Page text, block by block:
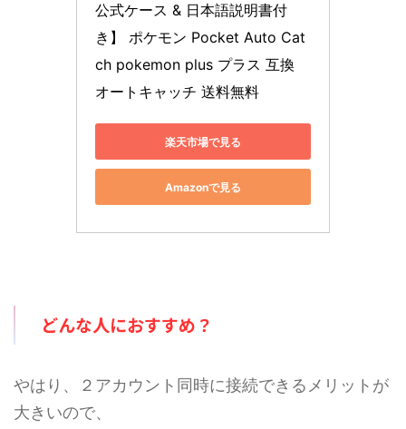
公式ケース & 日本語説明書付
き】 ポケモン Pocket Auto Cat
ch pokemon plus プラス 互換
オートキャッチ 送料無料
楽天市場で見る
Amazonで見る
どんな人におすすめ？
やはり、２アカウント同時に接続できるメリットが
大きいので、